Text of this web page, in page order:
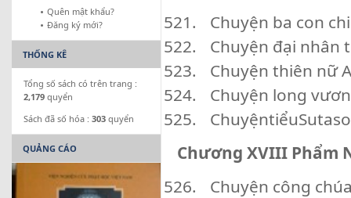
Chuyện ba con
Chuyện đại nhân
Chuyện thiên nữ
Chuyện long
Chương XVIII Phẩm
Chuyện công
Quên mật khẩu?
Đăng ký mới?
THỐNG KÊ
Tổng số sách có trên trang :
2,179 quyển
Sách đã số hóa : 303 quyển
QUẢNG CÁO